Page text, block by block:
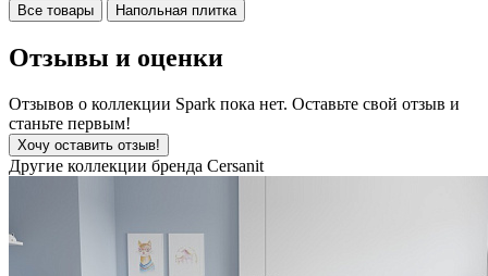
Все товары Напольная плитка
Отзывы и оценки
Отзывов о коллекции Spark пока нет. Оставьте свой отзыв и
станьте первым!
Хочу оставить отзыв!
Другие коллекции бренда Cersanit